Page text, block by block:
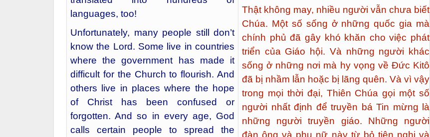
Scriptures would ultimately be
translated into hundreds of
languages, too!
Unfortunately, many people still don’t
know the Lord. Some live in countries
where the government has made it
difficult for the Church to flourish. And
others live in places where the hope
of Christ has been confused or
cũng sẽ được dịch ra hàng trăm thứ tiếng!
Thật không may, nhiều người vẫn chưa biết
Chúa. Một số sống ở những quốc gia mà
chính phủ đã gây khó khăn cho việc phát
triển của Giáo hội. Và những người khác
sống ở những nơi mà hy vọng về Đức Kitô
đã bị nhầm lẫn hoặc bị lãng quên. Và vì vậy
trong mọi thời đại, Thiên Chúa gọi một số
người nhất định để truyền bá Tin mừng là